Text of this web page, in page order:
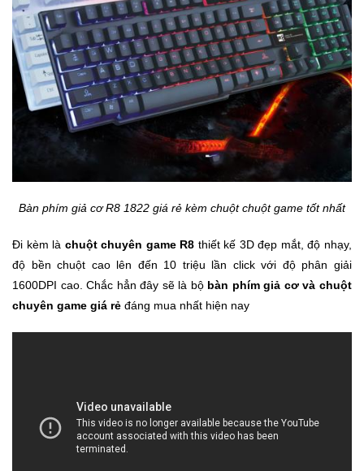
Bàn phím giả cơ R8 1822 giá rẻ kèm chuột chuột game tốt nhất
Đi kèm là chuột chuyên game R8 thiết kế 3D đẹp mắt, độ nhạy,
độ bền chuột cao lên đến 10 triệu lần click với độ phân giải
1600DPI cao. Chắc hẳn đây sẽ là bộ bàn phím giả cơ và chuột
chuyên game giá rẻ đáng mua nhất hiện nay